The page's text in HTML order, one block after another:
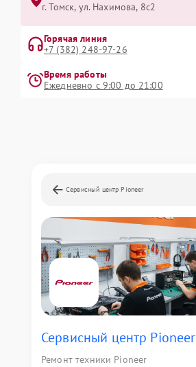
г. Томск, ул. Нахимова, 8с2
Горячая линия
+7 (382) 248-97-26
Время работы
Ежедневно с 9:00 до 21:00
Сервисный центр Pioneer
Сервисный центр Pioneer
Ремонт техники Pioneer